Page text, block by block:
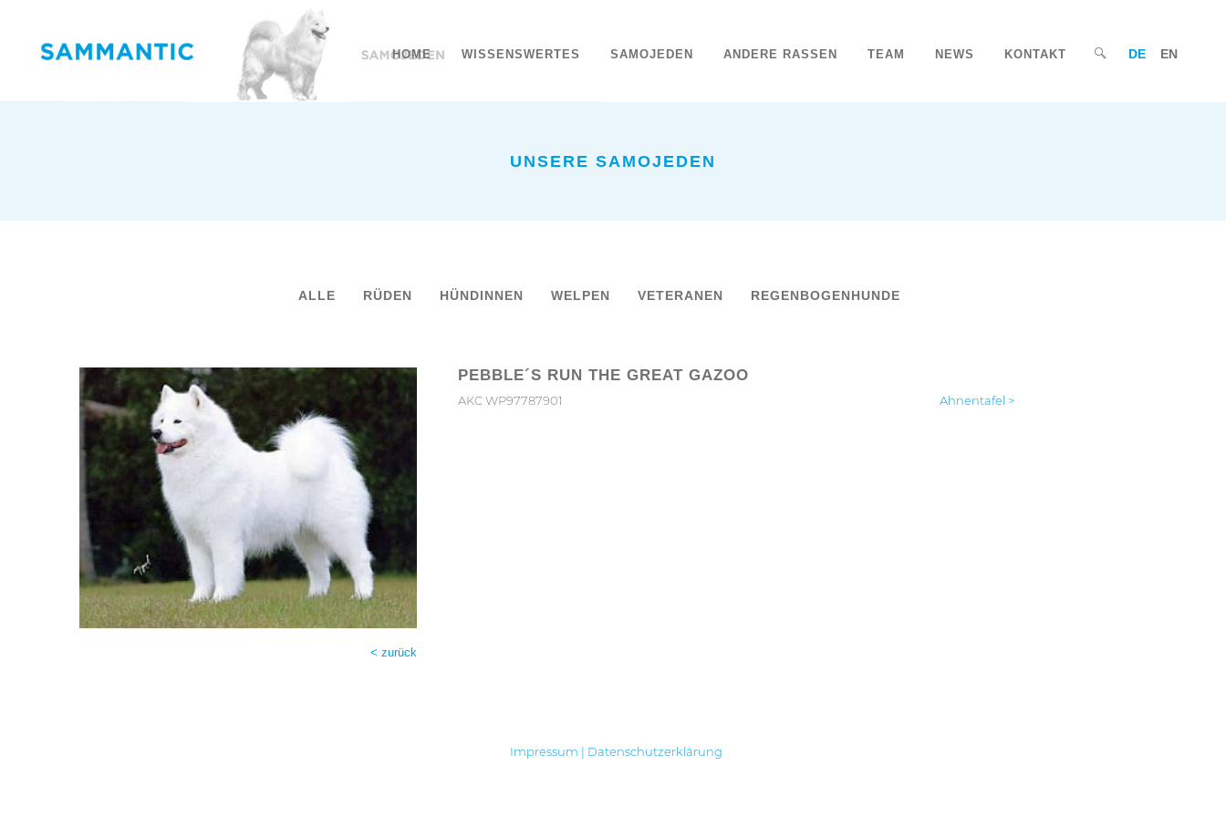
HOME WISSENSWERTES SAMOJEDEN ANDERE RASSEN TEAM NEWS KONTAKT DE EN
UNSERE SAMOJEDEN
ALLE RÜDEN HÜNDINNEN WELPEN VETERANEN REGENBOGENHUNDE
< zurück
PEBBLE´S RUN THE GREAT GAZOO
AKC WP97787901 Ahnentafel >
Impressum | Datenschutzerklärung